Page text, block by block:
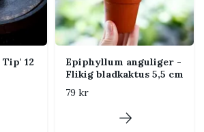
Ge svag dos ungefär en gång
i månaden under vår och
sommar. Gödsla sparsamt
vintertid.
i hemmet
12
Epiphyllum anguliger -
Flikig bladkaktus 5,5 cm
79 kr